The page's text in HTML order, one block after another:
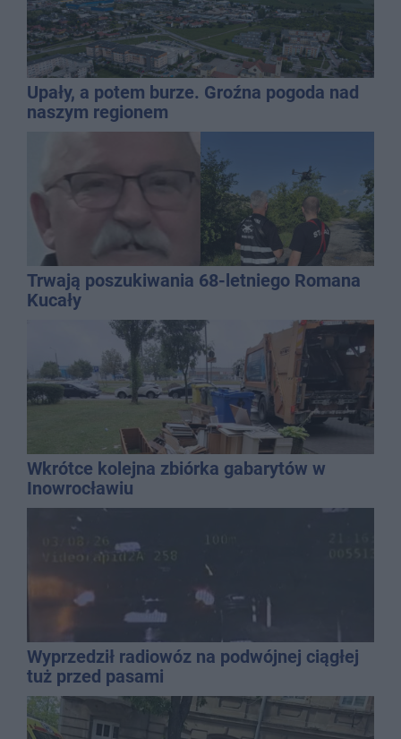
Upały, a potem burze. Groźna pogoda nad
naszym regionem
Trwają poszukiwania 68-letniego Romana
Kucały
Wkrótce kolejna zbiórka gabarytów w
Inowrocławiu
Wyprzedził radiowóz na podwójnej ciągłej
tuż przed pasami